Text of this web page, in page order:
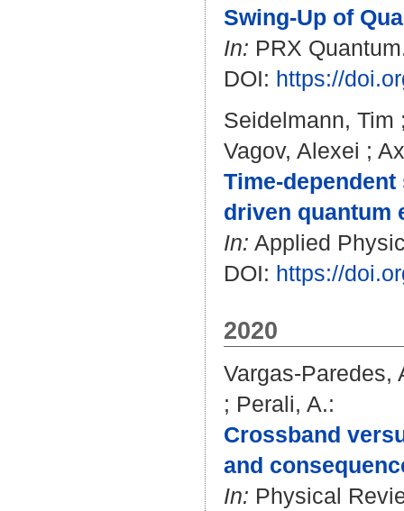
Swing-Up of
In: PRX
DOI: https://
Seidelmann, Tim
Vagov, Alexei ;
Time-
driven quantum
In: Applied
DOI: https://
2020
Vargas-Paredes,
; Perali, A.:
Crossband
and
In: Physical